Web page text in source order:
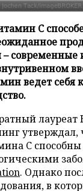
C
– современные
ведет себя
лауреат
утверждал,
C
. Однако
в